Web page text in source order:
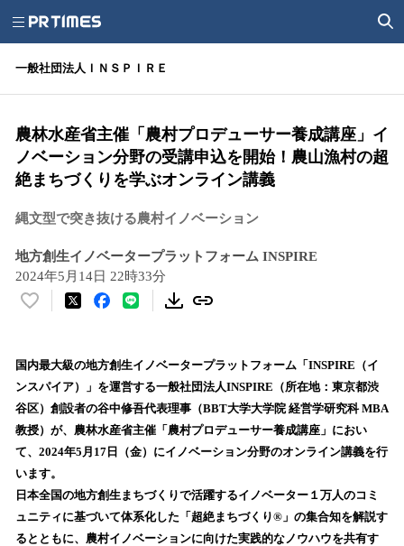
一般社団法人ＩＮＳＰＩＲＥ
農林水産省主催「農村プロデューサー養成講座」イ
ノベーション分野の受講申込を開始！農山漁村の超
絶まちづくりを学ぶオンライン講義
縄文型で突き抜ける農村イノベーション
地方創生イノベータープラットフォーム INSPIRE
2024年5月14日 22時33分
い
！
数
を
読
み
込
み
中
で
す
国内最大級の地方創生イノベータープラットフォーム「INSPIRE（イ
ンスパイア）」を運営する一般社団法人INSPIRE（所在地：東京都渋
谷区）創設者の谷中修吾代表理事（BBT大学大学院 経営学研究科 MBA
教授）が、農林水産省主催「農村プロデューサー養成講座」におい
て、2024年5月17日（金）にイノベーション分野のオンライン講義を行
います。
日本全国の地方創生まちづくりで活躍するイノベーター１万人のコミ
ュニティに基づいて体系化した「超絶まちづくり®」の集合知を解説す
るとともに、農村イノベーションに向けた実践的なノウハウを共有す